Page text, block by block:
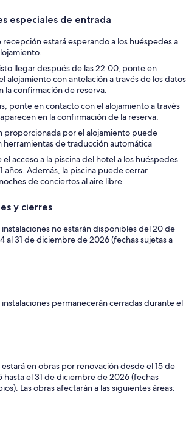
especiales de entrada
recepción estará esperando a los huéspedes a
llegar después de las 22:00, ponte en
alojamiento con antelación a través de los datos
la confirmación de reserva.
ponte en contacto con el alojamiento a través
en la confirmación de la reserva.
proporcionada por el alojamiento puede
herramientas de traducción automática
acceso a la piscina del hotel a los huéspedes
años. Además, la piscina puede cerrar
de conciertos al aire libre.
y cierres
instalaciones no estarán disponibles del 20 de
al 31 de diciembre de 2026 (fechas sujetas a
instalaciones permanecerán cerradas durante el
en obras por renovación desde el 15 de
hasta el 31 de diciembre de 2026 (fechas
Las obras afectarán a las siguientes áreas: